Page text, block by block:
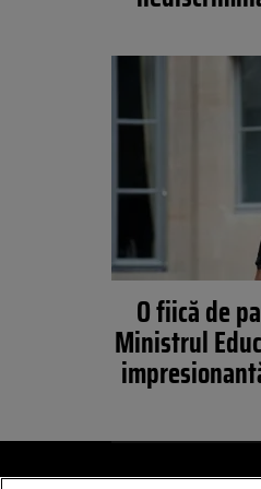
O fiică de
Ministrul